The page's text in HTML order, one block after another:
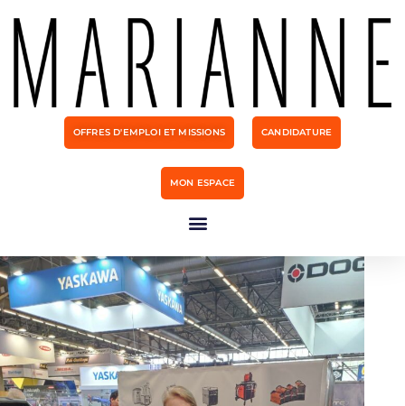
OFFRES D'EMPLOI ET MISSIONS CANDIDATURE
MON ESPACE